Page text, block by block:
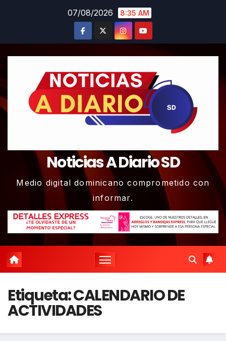
07/08/2026 8:35 AM
Noticias A Diario SD
Medio digital dominicano comprometido con
informar.
Etiqueta:CALENDARIO DE
ACTIVIDADES